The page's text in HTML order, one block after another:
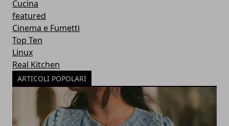
Cucina
featured
Cinema e Fumetti
Top Ten
Linux
Real Kitchen
ARTICOLI POPOLARI